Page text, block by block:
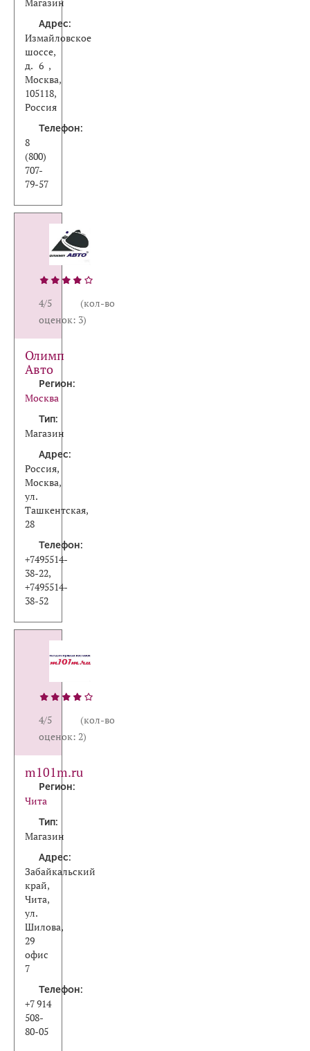
Магазин
Адрес:
Измайловское
шоссе,
д. 6 ,
Москва,
105118,
Россия
Телефон:
8
(800)
707-
79-57
4/5 (кол-во
оценок: 3)
Олимп
Авто
Регион:
Москва
Тип:
Магазин
Адрес:
Россия,
Москва,
ул.
Ташкентская,
28
Телефон:
+7495514-
38-22,
+7495514-
38-52
4/5 (кол-во
оценок: 2)
m101m.ru
Регион:
Чита
Тип:
Магазин
Адрес:
Забайкальский
край,
Чита,
ул.
Шилова,
29
офис
7
Телефон:
+7 914
508-
80-05